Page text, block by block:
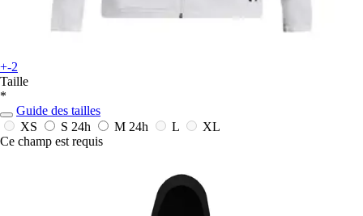
+-2
Taille
*
Guide des tailles
XS
S 24h M 24h L
XL
Ce champ est requis